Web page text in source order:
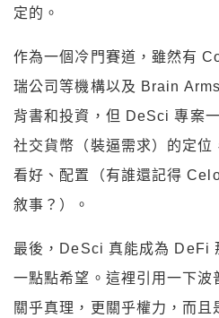
定的。
作為一個冷門賽道，雖然有
瑞公司等機構以及 Brain
背書和投資，但 DeSci 專案
社交貨幣（裝逼需求）的定位
看好、配置（有誰還記得
敘事？）。
最後，DeSci 真能成為 DeFi
一點點希望。這裡引用一下波
關乎真理，更關乎權力，而